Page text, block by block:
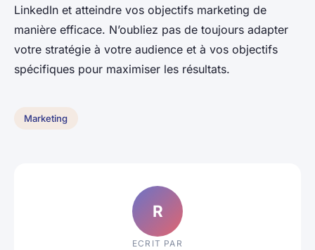
LinkedIn et atteindre vos objectifs marketing de
manière efficace. N’oubliez pas de toujours adapter
votre stratégie à votre audience et à vos objectifs
spécifiques pour maximiser les résultats.
Marketing
R
ECRIT PAR